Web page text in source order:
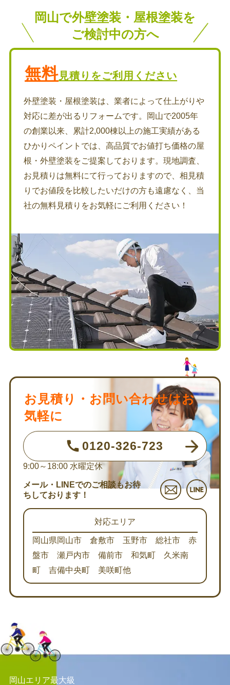
岡山で外壁塗装・屋根塗装を
ご検討中の方へ
無料見積りをご利用ください
外壁塗装・屋根塗装は、業者によって仕上がりや
対応に差が出るリフォームです。岡山で2005年
の創業以来、累計2,000棟以上の施工実績がある
ひかりペイントでは、高品質でお値打ち価格の屋
根・外壁塗装をご提案しております。現地調査、
お見積りは無料にて行っておりますので、相見積
りでお値段を比較したいだけの方も遠慮なく、当
社の無料見積りをお気軽にご利用ください！
お見積り・お問い合わせはお
気軽に
0120-326-723
9:00～18:00 水曜定休
メール・LINEでのご相談もお待
ちしております！
対応エリア
岡山県岡山市 倉敷市 玉野市 総社市 赤
盤市 瀬戸内市 備前市 和気町 久米南
町 吉備中央町 美咲町他
岡山エリア最大級